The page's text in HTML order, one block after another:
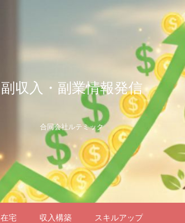
副収入・副業情報発信
合同会社ルテミック
在宅 収入構築 スキルアップ